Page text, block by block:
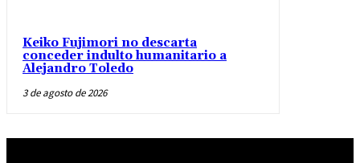
Keiko Fujimori no descarta
conceder indulto humanitario a
Alejandro Toledo
3 de agosto de 2026